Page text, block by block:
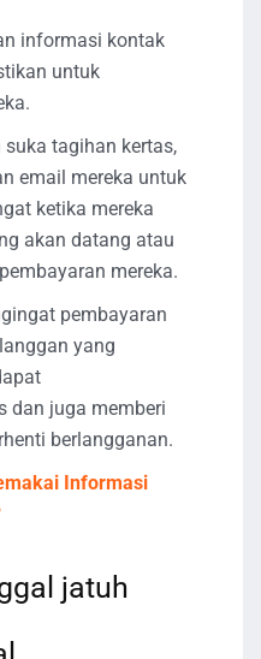
informasi kontak
untuk
tagihan kertas,
email mereka untuk
ketika mereka
akan datang atau
mereka.
pembayaran
yang
dan juga memberi
berlangganan.
Informasi
jatuh